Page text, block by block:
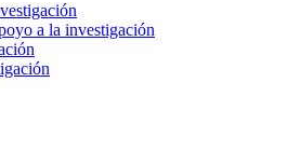
a la investigación